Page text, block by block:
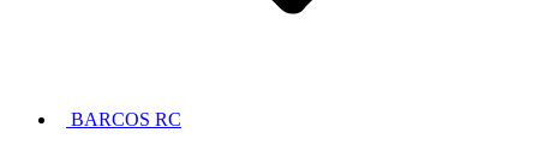
BARCOS RC